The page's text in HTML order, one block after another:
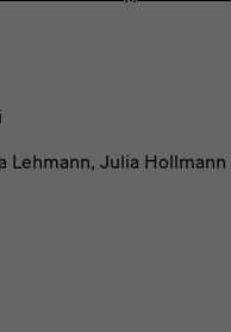
Lehmann, Julia Hollmann